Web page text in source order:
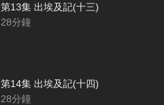
第13集 出埃及記(十三)
28分鐘
第14集 出埃及記(十四)
28分鐘